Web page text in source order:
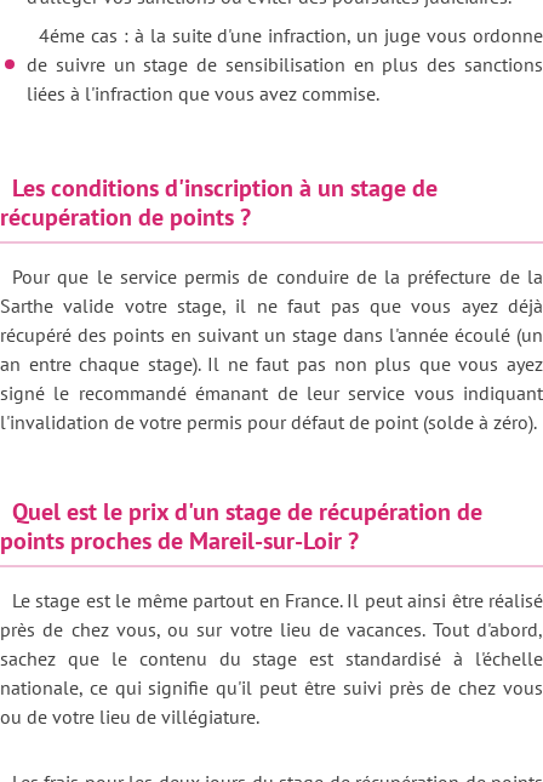
4éme cas : à la suite d'une infraction, un juge vous ordonne
de suivre un stage de sensibilisation en plus des sanctions
liées à l'infraction que vous avez commise.
Les conditions d'inscription à un stage de
récupération de points ?
Pour que le service permis de conduire de la préfecture de la
Sarthe valide votre stage, il ne faut pas que vous ayez déjà
récupéré des points en suivant un stage dans l'année écoulé (un
an entre chaque stage). Il ne faut pas non plus que vous ayez
signé le recommandé émanant de leur service vous indiquant
l'invalidation de votre permis pour défaut de point (solde à zéro).
Quel est le prix d'un stage de récupération de
points proches de Mareil-sur-Loir ?
Le stage est le même partout en France. Il peut ainsi être réalisé
près de chez vous, ou sur votre lieu de vacances. Tout d'abord,
sachez que le contenu du stage est standardisé à l'échelle
nationale, ce qui signifie qu'il peut être suivi près de chez vous
ou de votre lieu de villégiature.